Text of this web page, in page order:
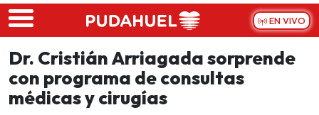
Skip to main content
EN VIVO
Dr. Cristián Arriagada sorprende
con programa de consultas
médicas y cirugías